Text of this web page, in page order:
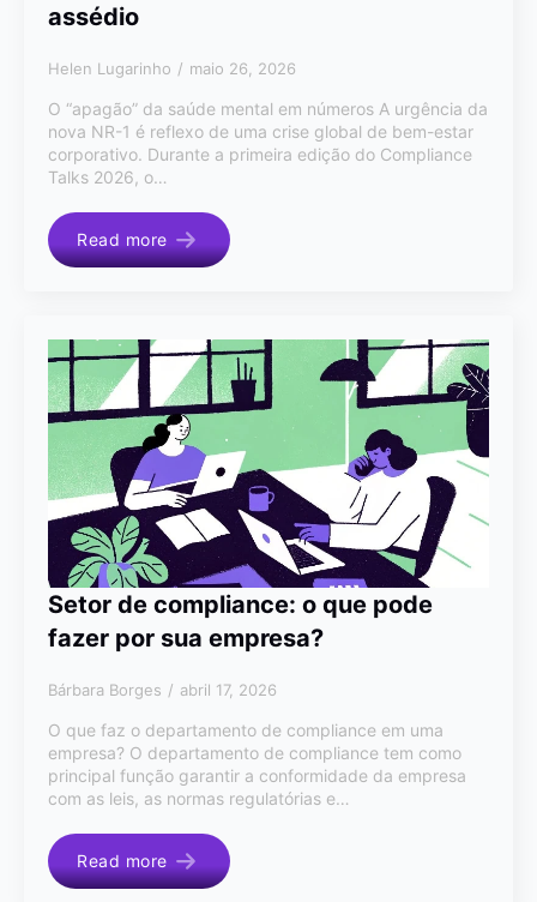
assédio
Helen Lugarinho maio 26, 2026
O “apagão” da saúde mental em números A urgência da
nova NR-1 é reflexo de uma crise global de bem-estar
corporativo. Durante a primeira edição do Compliance
Talks 2026, o…
Read more
Setor de compliance: o que pode
fazer por sua empresa?
Bárbara Borges abril 17, 2026
O que faz o departamento de compliance em uma
empresa? O departamento de compliance tem como
principal função garantir a conformidade da empresa
com as leis, as normas regulatórias e…
Read more